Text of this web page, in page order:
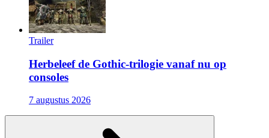
Trailer
Herbeleef de Gothic-trilogie vanaf nu op
consoles
7 augustus 2026